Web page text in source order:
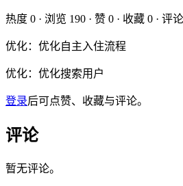
热度 0 · 浏览 190 · 赞 0 · 收藏 0 · 评论
优化：优化自主入住流程
优化：优化搜索用户
登录后可点赞、收藏与评论。
评论
暂无评论。